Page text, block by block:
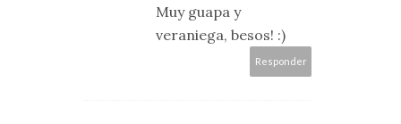
Muy guapa y
veraniega, besos! :)
Responder